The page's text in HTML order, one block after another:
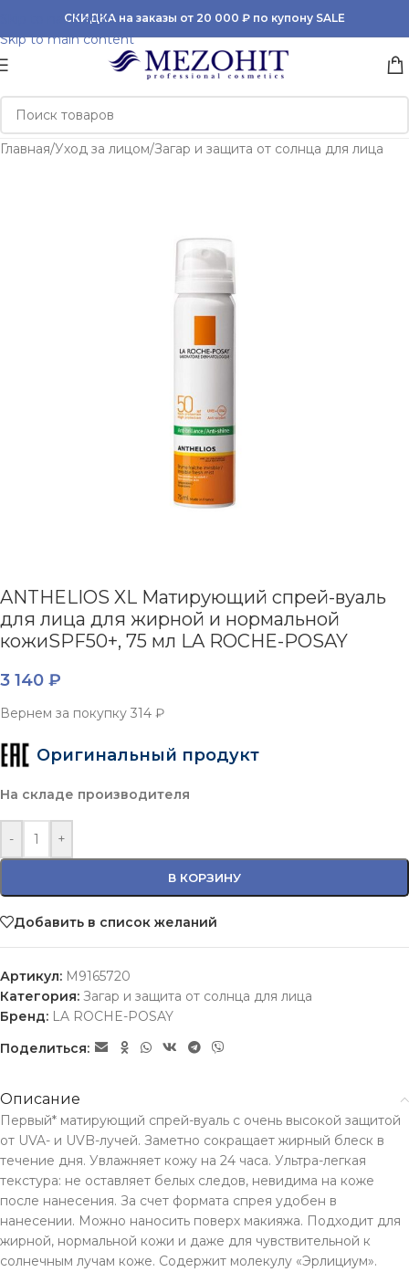
Skip to navigation
Skip to main content
СКИДКА на заказы от 20 000 ₽ по купону SALE
Главная/Уход за лицом/Загар и защита от солнца для лица
ANTHELIOS XL Матирующий спрей-вуаль
для лица для жирной и нормальной
кожиSPF50+, 75 мл LA ROCHE-POSAY
3 140 ₽
Вернем за покупку 314 ₽
Оригинальный продукт
На складе производителя
- +
В КОРЗИНУ
Добавить в список желаний
Артикул: M9165720
Категория: Загар и защита от солнца для лица
Бренд: LA ROCHE-POSAY
Поделиться:
Описание
Первый* матирующий спрей-вуаль с очень высокой защитой
от UVA- и UVB-лучей. Заметно сокращает жирный блеск в
течение дня. Увлажняет кожу на 24 часа. Ультра-легкая
текстура: не оставляет белых следов, невидима на коже
после нанесения. За счет формата спрея удобен в
нанесении. Можно наносить поверх макияжа. Подходит для
жирной, нормальной кожи и даже для чувствительной к
солнечным лучам коже. Содержит молекулу «Эрлициум».